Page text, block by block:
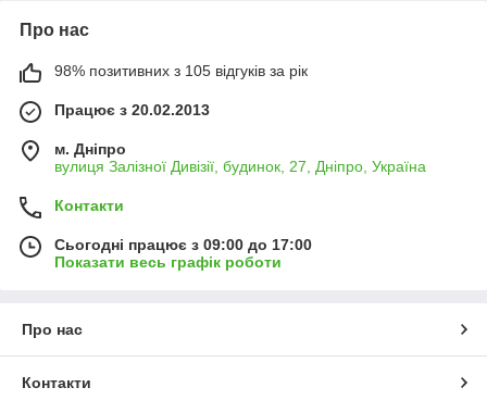
Про нас
98% позитивних з 105 відгуків за рік
Працює з 20.02.2013
м. Дніпро
вулиця Залізної Дивізії, будинок, 27, Дніпро, Україна
Контакти
Сьогодні працює з 09:00 до 17:00
Показати весь графік роботи
Про нас
Контакти